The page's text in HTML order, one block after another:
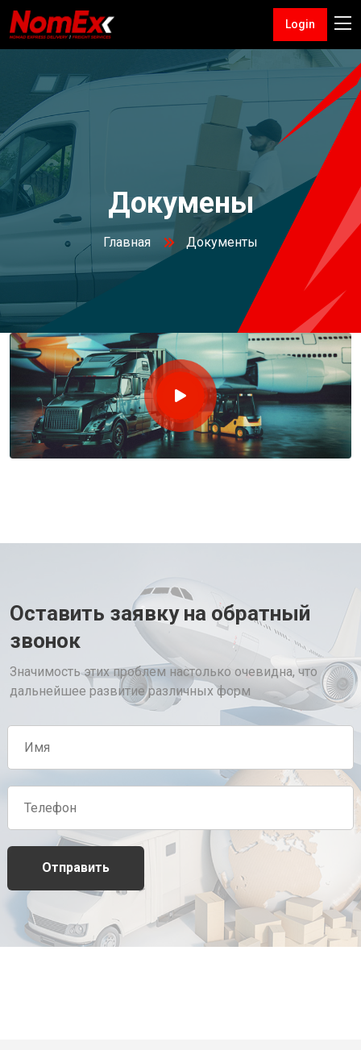
Login
Докумены
Главная Документы
Оставить заявку на обратный
звонок
Значимость этих проблем настолько очевидна, что
дальнейшее развитие различных форм
Отправить